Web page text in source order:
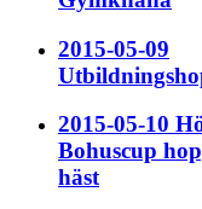
2015-05-09
2015-05-10
Bohuscup
häst